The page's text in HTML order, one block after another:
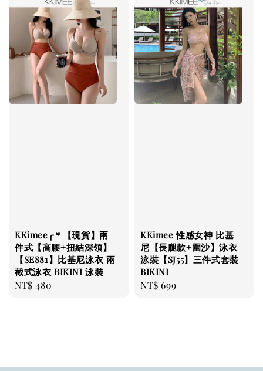
KKimee╭＊【現貨】兩
件式【高腰+扭結深領】
【SE881】比基尼泳衣 兩
截式泳衣 BIKINI 泳裝
Regular
NT$ 480
KKimee 性感女神 比基
尼【長腿款+圍沙】泳衣
泳裝【SJ55】三件式套裝
BIKINI
Regular
NT$ 699